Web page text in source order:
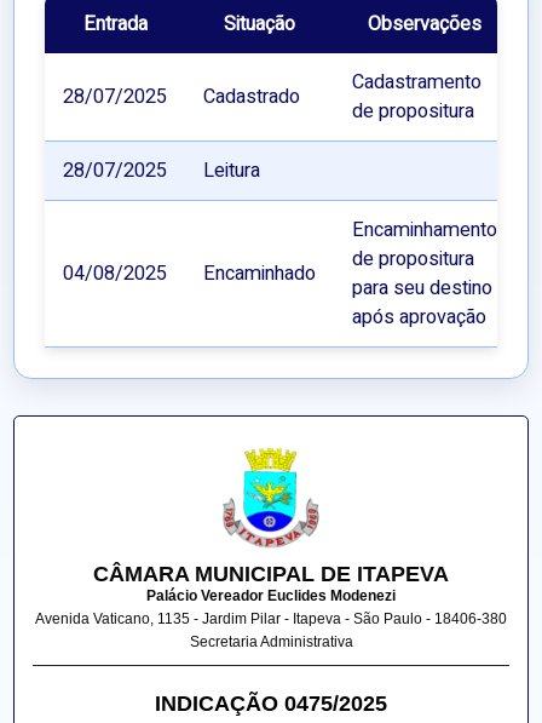
Entrada Situação Observações
28/07/2025 Cadastrado
Cadastramento
de propositura
28/07/2025 Leitura
04/08/2025 Encaminhado
Encaminhamento
de propositura
para seu destino
após aprovação
CÂMARA MUNICIPAL DE ITAPEVA
Palácio Vereador Euclides Modenezi
Avenida Vaticano, 1135 - Jardim Pilar - Itapeva - São Paulo - 18406-380
Secretaria Administrativa
INDICAÇÃO 0475/2025